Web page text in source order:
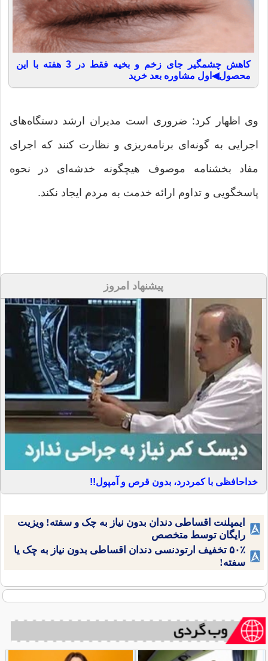
کاهش چشمگیر جای زخم و بخیه فقط در 3 هفته با این
محصول◀اول مشاوره بعد خرید
وی اظهار کرد: ضروری است مدیران ارشد دستگاه‌های
اجرایی به گونه‌ای برنامه‌ریزی و نظارت کنند که اجرای
مفاد بخشنامه موصوف هیچگونه خدشه‌ای در نحوه
پاسخگویی و تداوم ارائه خدمت به مردم ایجاد نکند.
پیشنهاد امروز
خداحافظی با کمردرد، بدون قرص و آمپول!!
ایمپلنت اقساطی دندان بدون نیاز به چک و سفته! ویزیت
رایگان توسط متخصص
۵۰٪ تخفیف ارتودنسی دندان اقساطی بدون نیاز به چک یا
سفته!